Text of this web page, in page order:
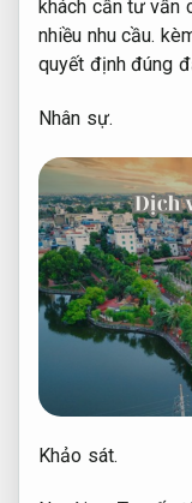
khách cần tư vấn
nhiều nhu cầu.
quyết định đúng
Nhân sự.
Khảo sát.